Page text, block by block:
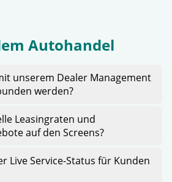
Autohandel
unserem Dealer Management
werden?
Leasingraten und
auf den Screens?
Live Service-Status für Kunden